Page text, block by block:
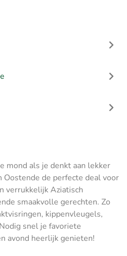
mond als je denkt aan lekker
Oostende de perfecte deal voor
verrukkelijk Aziatisch
smaakvolle gerechten. Zo
kippenvleugels,
snel je favoriete
avond heerlijk genieten!